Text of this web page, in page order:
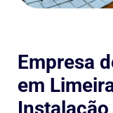
Empresa
em